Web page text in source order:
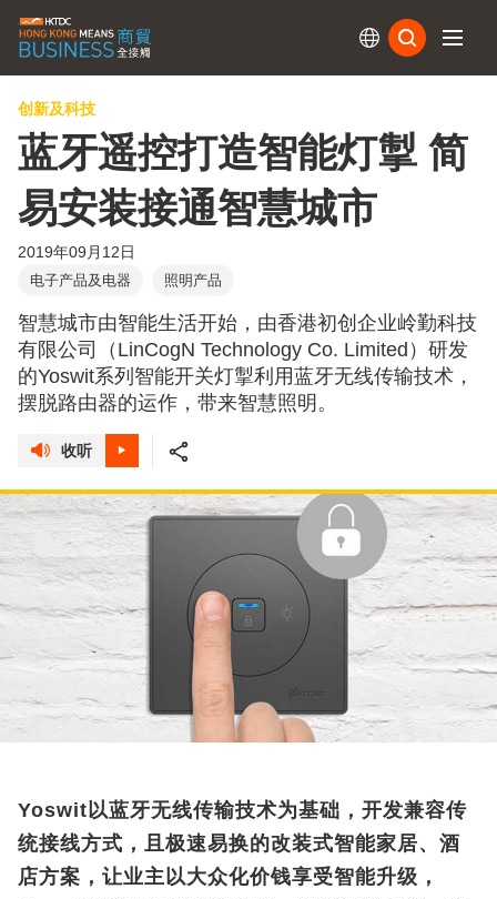
创新及科技
蓝牙遥控打造智能灯掣 简
易安装接通智慧城市
2019年09月12日
电子产品及电器 照明产品
智慧城市由智能生活开始，由香港初创企业岭勤科技
有限公司（LinCogN Technology Co. Limited）研发
的Yoswit系列智能开关灯掣利用蓝牙无线传输技术，
摆脱路由器的运作，带来智慧照明。
收听
Yoswit以蓝牙无线传输技术为基础，开发兼容传
统接线方式，且极速易换的改装式智能家居、酒
店方案，让业主以大众化价钱享受智能升级，